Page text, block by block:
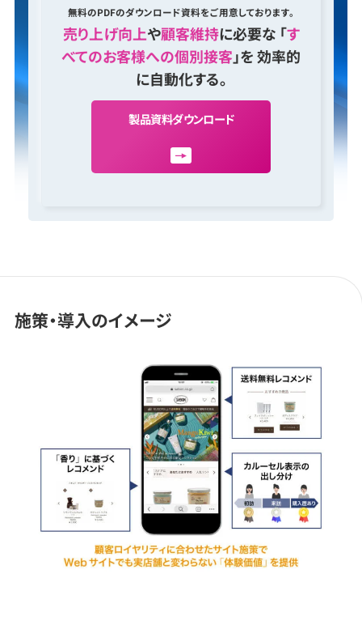
無料のPDFのダウンロード資料をご用意しております。
売り上げ向上や顧客維持に必要な 「す
べてのお客様への個別接客」を 効率的
に自動化する。
製品資料ダウンロード
施策・導入のイメージ